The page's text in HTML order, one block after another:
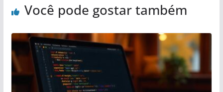
Você pode gostar também